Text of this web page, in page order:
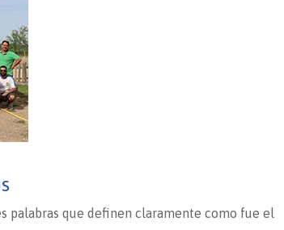
palabras que definen claramente como fue el